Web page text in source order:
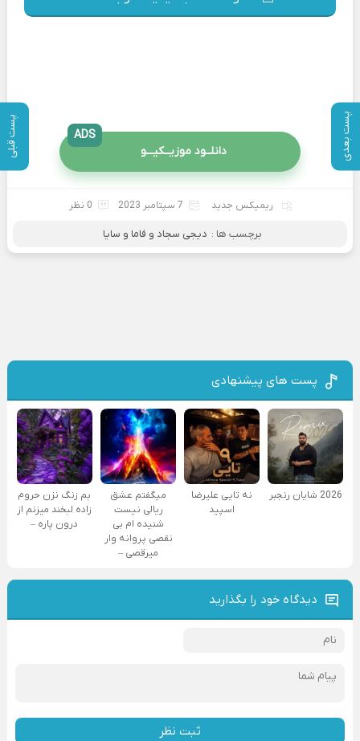
پست بعدی پست قبلی دانلــود موزیــکیـــو
ADS
ریمیکس جدید 7 سپتامبر 2023 0 نظر
برچسب ها : دیجی سجاد و فاما و سایا
پست های پیشنهادی
2026 شایان رنجبر
نه تایی علیرضا
اسپید
میگفتم عشق
ریالی نیست
شنیده ام بی
نقصی پروانه وار
میرقصی –
بم زنگ نزن حروم
زاده لبخند میزنم از
درون پاره –
دیدگاه خود را بگذارید
ثبت نظر